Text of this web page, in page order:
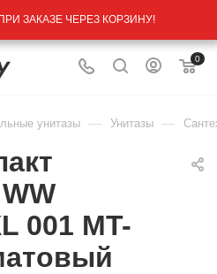
ЗАКАЗЕ ЧЕРЕЗ КОРЗИНУ!
0
унитазы — Унитазы —
001 MT-